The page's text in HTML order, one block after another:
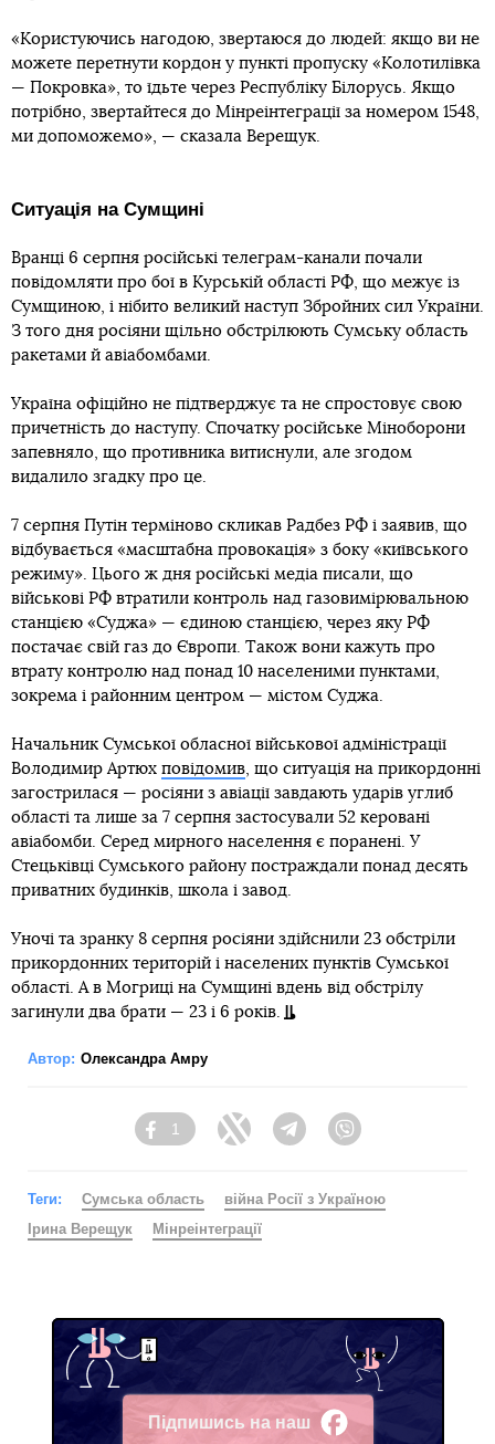
«Користуючись нагодою, звертаюся до людей: якщо ви не
можете перетнути кордон у пункті пропуску «Колотилівка
— Покровка», то їдьте через Республіку Білорусь. Якщо
потрібно, звертайтеся до Мінреінтеграції за номером 1548,
ми допоможемо», — сказала Верещук.
Ситуація на Сумщині
Вранці 6 серпня російські телеграм-канали почали
повідомляти про бої в Курській області РФ, що межує із
Сумщиною, і нібито великий наступ Збройних сил України.
З того дня росіяни щільно обстрілюють Сумську область
ракетами й авіабомбами.
Україна офіційно не підтверджує та не спростовує свою
причетність до наступу. Спочатку російське Міноборони
запевняло, що противника витиснули, але згодом
видалило згадку про це.
7 серпня Путін терміново скликав Радбез РФ і заявив, що
відбувається «масштабна провокація» з боку «київського
режиму». Цього ж дня російські медіа писали, що
військові РФ втратили контроль над газовимірювальною
станцією «Суджа» — єдиною станцією, через яку РФ
постачає свій газ до Європи. Також вони кажуть про
втрату контролю над понад 10 населеними пунктами,
зокрема і районним центром — містом Суджа.
Начальник Сумської обласної військової адміністрації
Володимир Артюх повідомив, що ситуація на прикордонні
загострилася — росіяни з авіації завдають ударів углиб
області та лише за 7 серпня застосували 52 керовані
авіабомби. Серед мирного населення є поранені. У
Стецьківці Сумського району постраждали понад десять
приватних будинків, школа і завод.
Уночі та зранку 8 серпня росіяни здійснили 23 обстріли
прикордонних територій і населених пунктів Сумської
області. А в Могриці на Сумщині вдень від обстрілу
загинули два брати — 23 і 6 років.
Автор: Олександра Амру
Facebook
1
Twitter TelegramViber
Теги: Сумська область
війна Росії з Україною
Ірина Верещук
Мінреінтеграції
Підпишись на наш
Facebook